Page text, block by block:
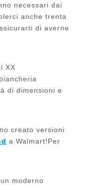
necessari dai
anche trenta
di averne
XX
di dimensioni e
creato versioni
a Walmart!Per
moderno